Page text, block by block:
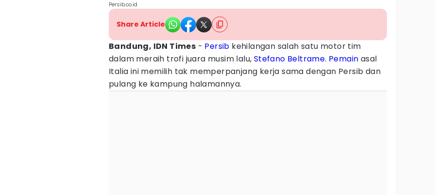
Persib.co.id
Share Article
Bandung, IDN Times - Persib kehilangan salah satu motor tim
dalam meraih trofi juara musim lalu, Stefano Beltrame. Pemain asal
Italia ini memilih tak memperpanjang kerja sama dengan Persib dan
pulang ke kampung halamannya.